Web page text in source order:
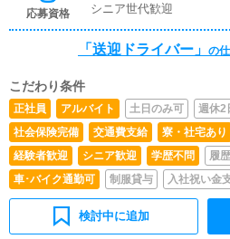
応募資格
シニア世代歓迎
「送迎ドライバー」 の
こだわり条件
正社員 アルバイト 土日のみ可 週休2
社会保険完備
交通費支給 寮・社宅あり
経験者歓迎
シニア歓迎 学歴不問 履
車･バイク通勤可
制服貸与 入社祝い金
検討中に追加